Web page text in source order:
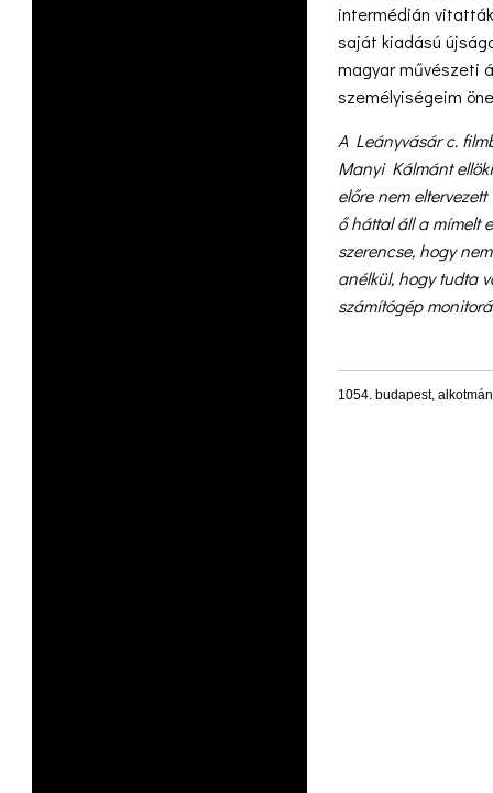
intermédián
saját kiadású
magyar művészeti
személyiségeim
A Leányvásár c.
Manyi Kálmánt
előre nem
ő háttal áll a mímelt
szerencse, hogy
anélkül, hogy tudta
számítógép
1054. budapest,